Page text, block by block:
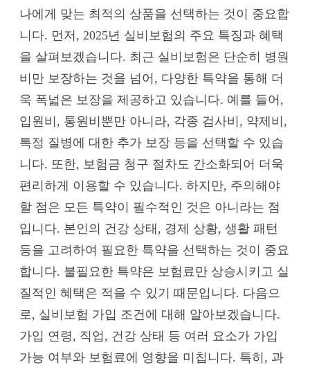
나에게 맞는 최적의 상품을 선택하는 것이 중요합
니다. 먼저, 2025년 실비보험의 주요 특징과 혜택
을 살펴보겠습니다. 최근 실비보험은 단순히 병원
비만 보장하는 것을 넘어, 다양한 특약을 통해 더
욱 폭넓은 보장을 제공하고 있습니다. 예를 들어,
입원비, 통원비뿐만 아니라, 각종 검사비, 약제비,
특정 질병에 대한 추가 보장 등을 선택할 수 있습
니다. 또한, 보험금 청구 절차도 간소화되어 더욱
편리하게 이용할 수 있습니다. 하지만, 주의해야
할 점은 모든 특약이 필수적인 것은 아니라는 점
입니다. 본인의 건강 상태, 경제 상황, 생활 패턴
등을 고려하여 필요한 특약을 선택하는 것이 중요
합니다. 불필요한 특약은 보험료만 상승시키고 실
질적인 혜택은 적을 수 있기 때문입니다. 다음으
로, 실비보험 가입 조건에 대해 알아보겠습니다.
가입 연령, 직업, 건강 상태 등 여러 요소가 가입
가능 여부와 보험료에 영향을 미칩니다. 특히, 과